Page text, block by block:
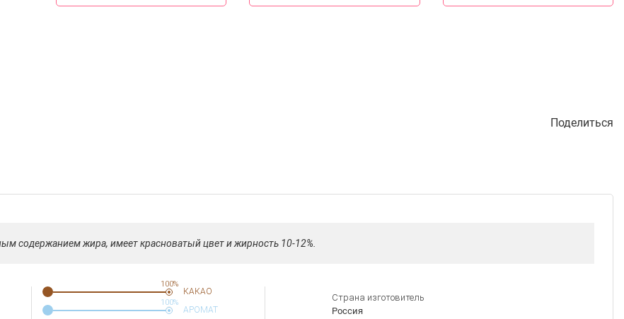
Поделиться
содержанием жира, имеет красноватый цвет и жирность 10-12%.
100%
КАКАО
100%
АРОМАТ
Страна изготовитель
Россия